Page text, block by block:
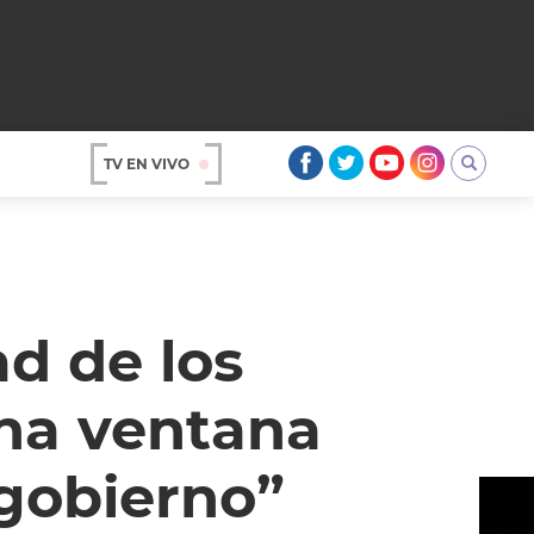
TV EN VIVO
de los
ventana